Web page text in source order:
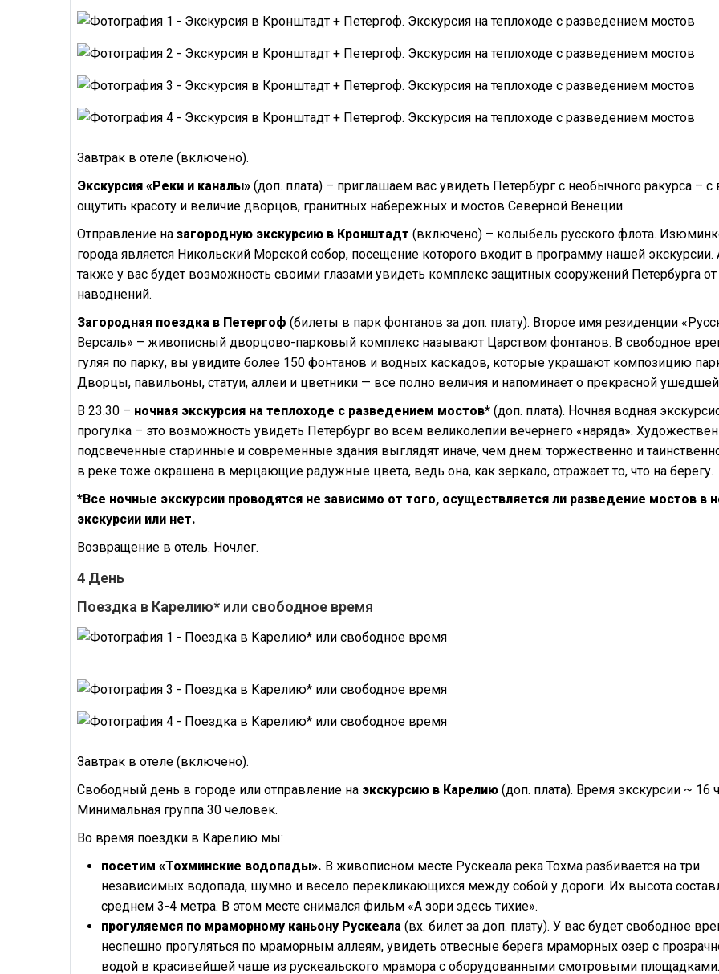
Завтрак в отеле (включено).
Экскурсия «Реки и каналы» (доп. плата) – приглашаем вас увидеть Петербург с необычного ракурса – с
ощутить красоту и величие дворцов, гранитных набережных и мостов Северной Венеции.
Отправление на загородную экскурсию в Кронштадт (включено) – колыбель русского флота.
города является Никольский Морской собор, посещение которого входит в программу нашей экскурсии.
также у вас будет возможность своими глазами увидеть комплекс защитных сооружений Петербурга от
наводнений.
Загородная поездка в Петергоф (билеты в парк фонтанов за доп. плату). Второе имя резиденции
Версаль» – живописный дворцово-парковый комплекс называют Царством фонтанов. В свободное
гуляя по парку, вы увидите более 150 фонтанов и водных каскадов, которые украшают композицию
Дворцы, павильоны, статуи, аллеи и цветники — все полно величия и напоминает о прекрасной
В 23.30 – ночная экскурсия на теплоходе с разведением мостов* (доп. плата). Ночная водная
прогулка – это возможность увидеть Петербург во всем великолепии вечернего «наряда».
подсвеченные старинные и современные здания выглядят иначе, чем днем: торжественно и
в реке тоже окрашена в мерцающие радужные цвета, ведь она, как зеркало, отражает то, что на берегу.
*Все ночные экскурсии проводятся не зависимо от того, осуществляется ли разведение мостов в
экскурсии или нет.
Возвращение в отель. Ночлег.
4 День
Поездка в Карелию* или свободное время
Завтрак в отеле (включено).
Свободный день в городе или отправление на экскурсию в Карелию (доп. плата). Время экскурсии ~ 16
Минимальная группа 30 человек.
Во время поездки в Карелию мы:
посетим «Тохминские водопады». В живописном месте Рускеала река Тохма разбивается на три
независимых водопада, шумно и весело перекликающихся между собой у дороги. Их высота
среднем 3-4 метра. В этом месте снимался фильм «А зори здесь тихие».
прогуляемся по мраморному каньону Рускеала (вх. билет за доп. плату). У вас будет свободное
неспешно прогуляться по мраморным аллеям, увидеть отвесные берега мраморных озер с
водой в красивейшей чаше из рускеальского мрамора с оборудованными смотровыми площадками.